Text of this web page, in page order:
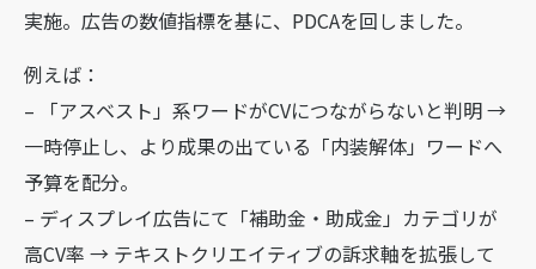
実施。広告の数値指標を基に、PDCAを回しました。
例えば：
– 「アスベスト」系ワードがCVにつながらないと判明 →
一時停止し、より成果の出ている「内装解体」ワードへ
予算を配分。
– ディスプレイ広告にて「補助金・助成金」カテゴリが
高CV率 → テキストクリエイティブの訴求軸を拡張して